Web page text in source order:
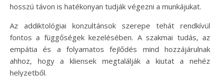
hosszú távon is hatékonyan tudják végezni a munkájukat.
Az addiktológiai konzultánsok szerepe tehát rendkívül
fontos a függőségek kezelésében. A szakmai tudás, az
empátia és a folyamatos fejlődés mind hozzájárulnak
ahhoz, hogy a kliensek megtalálják a kiutat a nehéz
helyzetből.